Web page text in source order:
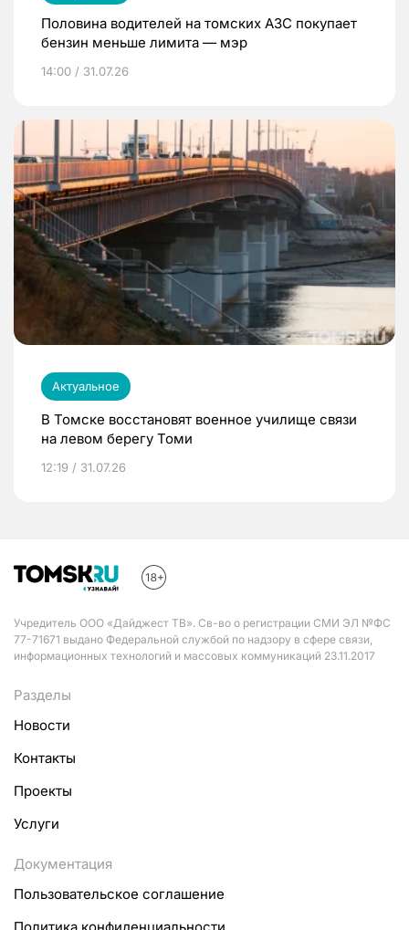
Половина водителей на томских АЗС покупает
бензин меньше лимита — мэр
14:00 / 31.07.26
Актуальное
В Томске восстановят военное училище связи
на левом берегу Томи
12:19 / 31.07.26
Учредитель ООО «Дайджест ТВ». Св-во о регистрации СМИ ЭЛ №ФС
77-71671 выдано Федеральной службой по надзору в сфере связи,
информационных технологий и массовых коммуникаций 23.11.2017
Разделы
Новости
Контакты
Проекты
Услуги
Документация
Пользовательское соглашение